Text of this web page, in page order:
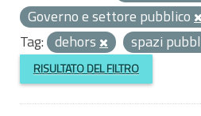
Governo e settore pubblico
Tag: dehors spazi
RISULTATO DEL FILTRO